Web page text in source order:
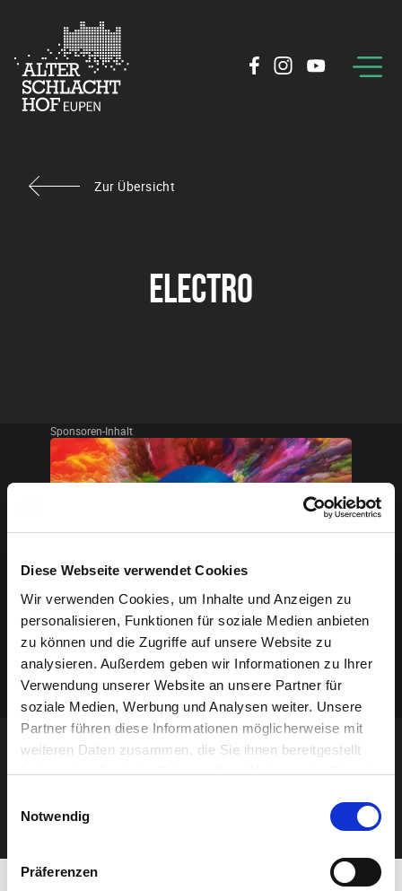
Diese Webseite verwendet Cookies
Wir verwenden Cookies, um Inhalte und Anzeigen zu
personalisieren, Funktionen für soziale Medien anbieten
zu können und die Zugriffe auf unsere Website zu
analysieren. Außerdem geben wir Informationen zu Ihrer
Verwendung unserer Website an unsere Partner für
soziale Medien, Werbung und Analysen weiter. Unsere
Partner führen diese Informationen möglicherweise mit
weiteren Daten zusammen, die Sie ihnen bereitgestellt
haben oder die sie im Rahmen Ihrer Nutzung der Dienste
Notwendig
Präferenzen
Zur Übersicht
ELECTRO
Sponsoren-Inhalt
VERANSTALTUNG VERPASST?
JETZT UNSEREN NEWSLETTER ABONNIEREN